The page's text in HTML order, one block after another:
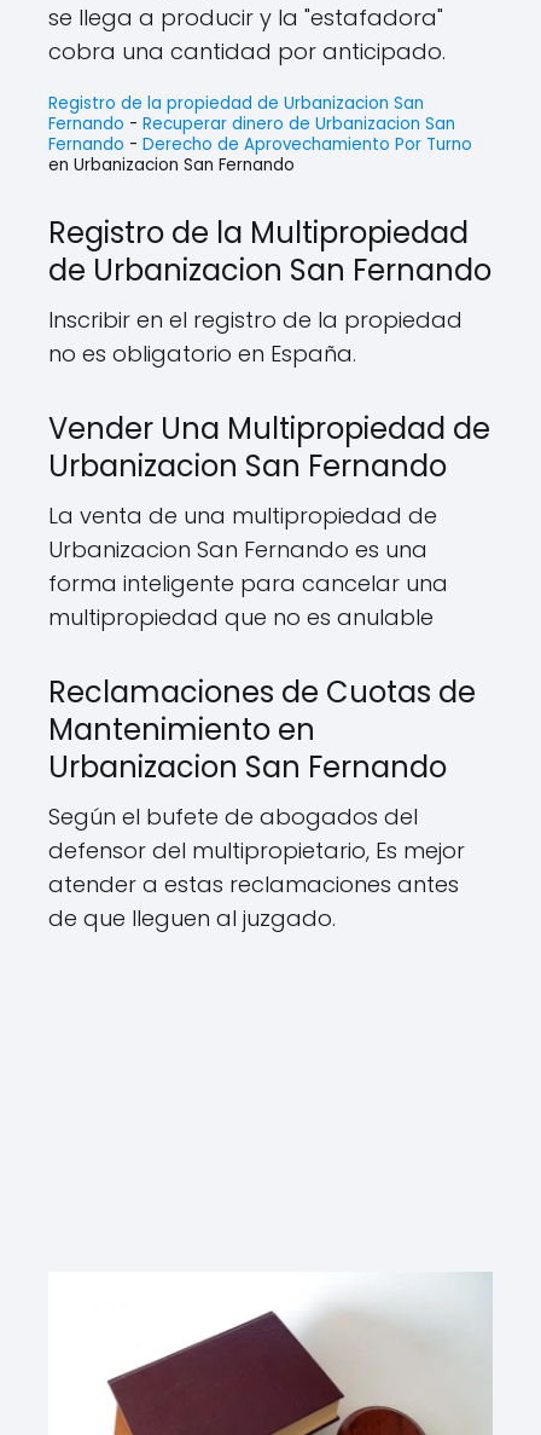
se llega a producir y la "estafadora"
cobra una cantidad por anticipado.
Registro de la propiedad de Urbanizacion San
Fernando - Recuperar dinero de Urbanizacion San
Fernando - Derecho de Aprovechamiento Por Turno
en Urbanizacion San Fernando
Registro de la Multipropiedad
de Urbanizacion San Fernando
Inscribir en el registro de la propiedad
no es obligatorio en España.
Vender Una Multipropiedad de
Urbanizacion San Fernando
La venta de una multipropiedad de
Urbanizacion San Fernando es una
forma inteligente para cancelar una
multipropiedad que no es anulable
Reclamaciones de Cuotas de
Mantenimiento en
Urbanizacion San Fernando
Según el bufete de abogados del
defensor del multipropietario, Es mejor
atender a estas reclamaciones antes
de que lleguen al juzgado.